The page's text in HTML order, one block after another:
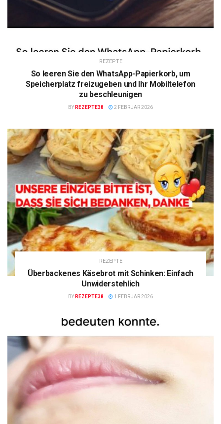
REZEPTE
So leeren Sie den WhatsApp-Papierkorb, um
Speicherplatz freizugeben und Ihr Mobiltelefon
zu beschleunigen
BY REZEPTE38 2 FEBRUAR 2026
REZEPTE
Überbackenes Käsebrot mit Schinken: Einfach
Unwiderstehlich
BY REZEPTE38 1 FEBRUAR 2026